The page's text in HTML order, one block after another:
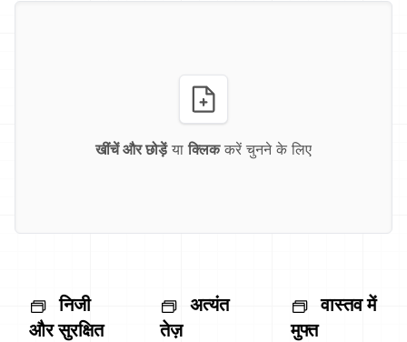
खींचें और छोड़ेंया क्लिककरें चुनने के लिए
निजी
और सुरक्षित
अत्यंत
तेज़
वास्तव में
मुफ्त